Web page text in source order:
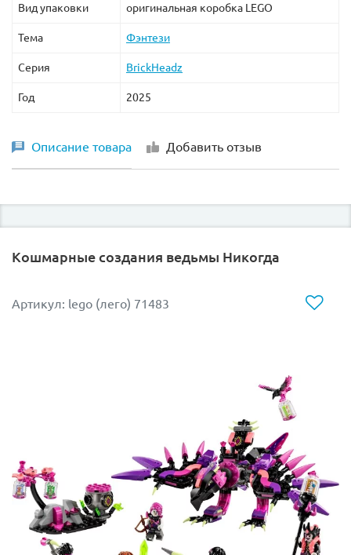
Вид упаковки оригинальная коробка LEGO
Тема Фэнтези
Серия BrickHeadz
Год 2025
Описание товара Добавить отзыв
Кошмарные создания ведьмы Никогда
Артикул: lego (лего) 71483